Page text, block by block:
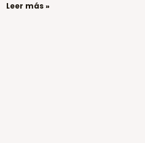
Leer más »